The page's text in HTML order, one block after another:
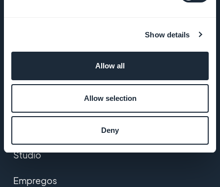
Show details
Allow all
Allow selection
Deny
GoodBarber
Startup
Studio
Empregos